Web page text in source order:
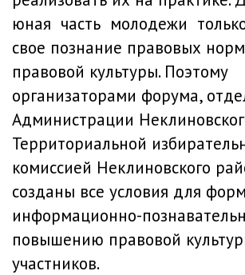
юная часть молодежи
свое познание правовых
правовой культуры. Поэтому
организаторами форума,
Администрации
Территориальной
комиссией Неклиновского
созданы все условия для
информационно-
повышению правовой
участников.